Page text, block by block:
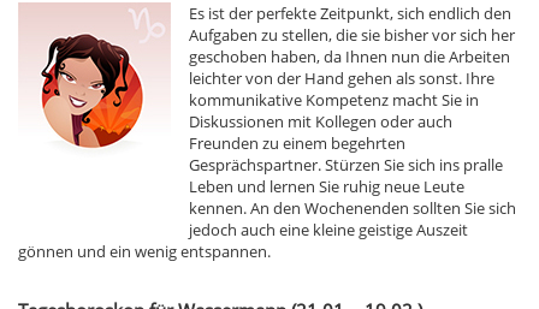
Es ist der perfekte Zeitpunkt, sich endlich den
Aufgaben zu stellen, die sie bisher vor sich her
geschoben haben, da Ihnen nun die Arbeiten
leichter von der Hand gehen als sonst. Ihre
kommunikative Kompetenz macht Sie in
Diskussionen mit Kollegen oder auch
Freunden zu einem begehrten
Gesprächspartner. Stürzen Sie sich ins pralle
Leben und lernen Sie ruhig neue Leute
kennen. An den Wochenenden sollten Sie sich
jedoch auch eine kleine geistige Auszeit
gönnen und ein wenig entspannen.